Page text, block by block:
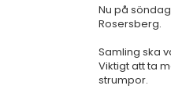
Nu på
Rosersberg.
Samling ska
Viktigt att ta
strumpor.